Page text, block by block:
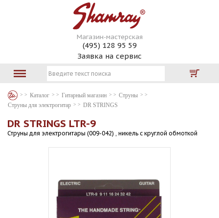
Магазин-мастерская
(495) 128 95 59
Заявка на сервис
Каталог Гитарный магазин
Струны
Струны для электрогитар
DR STRINGS
DR STRINGS LTR-9
Струны для электрогитары (009-042) , никель с круглой обмоткой